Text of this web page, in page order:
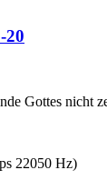
20
Gottes nicht
22050 Hz)